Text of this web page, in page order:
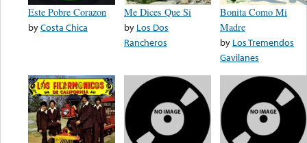
Este Pobre Corazon
byCosta Chica
Me Dices Que Si
by Los Dos
Rancheros
Bonita Como Mi
Madre
by Los Tremendos
Gavilanes